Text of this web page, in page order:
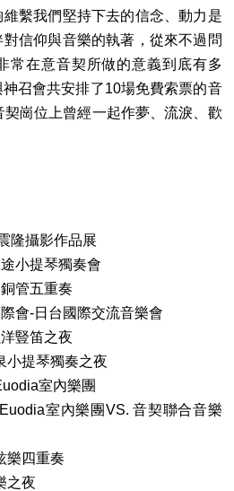
繫我們堅持下去的信念、動力是
信仰與音樂的執著，從來不過問
常在意音契所做的意義到底有多
召會共安排了10場免費索票的音
崗位上曾經一起作夢、流淚、歡
隆攝影作品展
小提琴獨奏會
管五重奏
會-日台國際交流音樂會
豎笛之夜
提琴獨奏之夜
室內樂團
室內樂團VS. 音契聯合音樂
四重奏
之夜